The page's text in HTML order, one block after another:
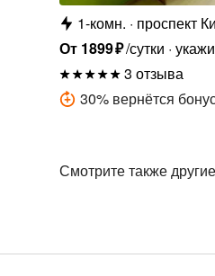
1-комн.
проспект
От 1899₽/сутки
3 отзыва
30% вернётся
Смотрите также